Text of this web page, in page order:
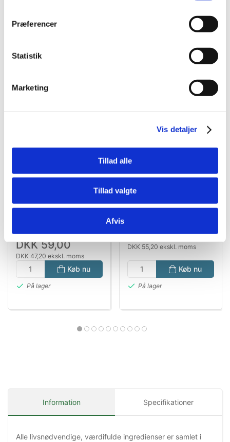
Præferencer
Statistik
Marketing
Vis detaljer
Tillad alle
Tillad valgte
Afvis
Bestsælgende varer i Gnaverfoder
200g.
99,95
DKK 59,00
DKK 47,20 ekskl. moms
Køb nu
På lager
5410340612965
DKK 69,00
DKK 55,20 ekskl. moms
Køb nu
På lager
Information Specifikationer
Alle livsnødvendige, værdifulde ingredienser er samlet i